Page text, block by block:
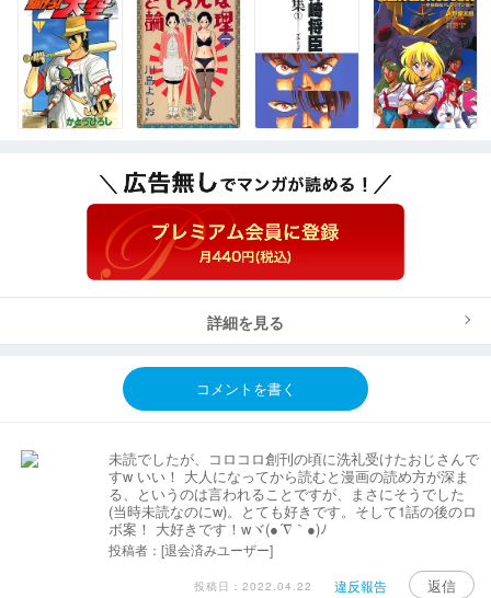
詳細を見る
コメントを書く
未読でしたが、コロコロ創刊の頃に洗礼受けたおじさんで
す‪w いい！ 大人になってから読むと漫画の読め方が深ま
る、というのは言われることですが、まさにそうでした
(当時未読なのに‪w)。とても好きです。そして1話の後のロ
ボ案！ 大好きです！‪wヾ(●´∇｀●)ﾉ
投稿者：[退会済みユーザー]
投稿日：2022.04.22 違反報告 返信